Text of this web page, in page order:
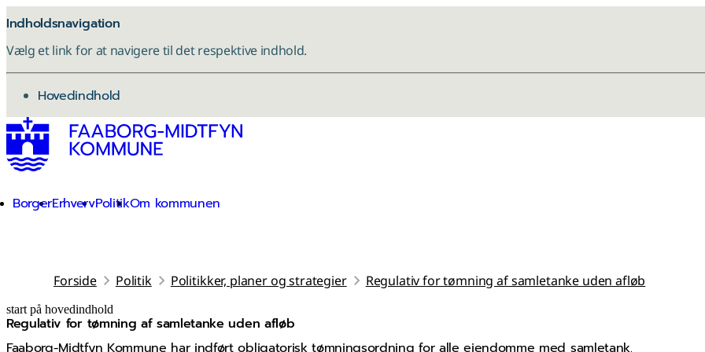
Indholdsnavigation
Vælg et link for at navigere til det respektive indhold.
gå til
Hovedindhold
BorgerErhvervPolitikOm kommunen
Forside Politik Politikker, planer og strategier Regulativ for tømning af samletanke uden afløb
start på hovedindhold
Regulativ for tømning af samletanke uden afløb
Faaborg-Midtfyn Kommune har indført obligatorisk tømningsordning for alle ejendomme med samletank.
senest opdateret 8. januar 2026